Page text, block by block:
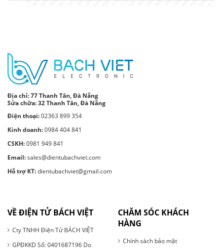
Địa chỉ:77 Thanh Tân, Đà Nẵng
Sửa chữa: 32 Thanh Tân, Đà Nẵng
Điện thoại:02363 899 354
Kinh doanh:0984 404 841
CSKH:0981 949 841
Email:sales@dientubachviet.com
Hỗ trợ KT:dientubachviet@gmail.com
VỀ ĐIỆN TỬ BÁCH VIỆT
Cty TNHH Điện Tử BÁCH VIỆT
GPĐKKD Số: 0401687196 Do
CHĂM SÓC KHÁCH
HÀNG
Chính sách bảo mật